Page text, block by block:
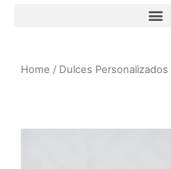
Home / Dulces Personalizados